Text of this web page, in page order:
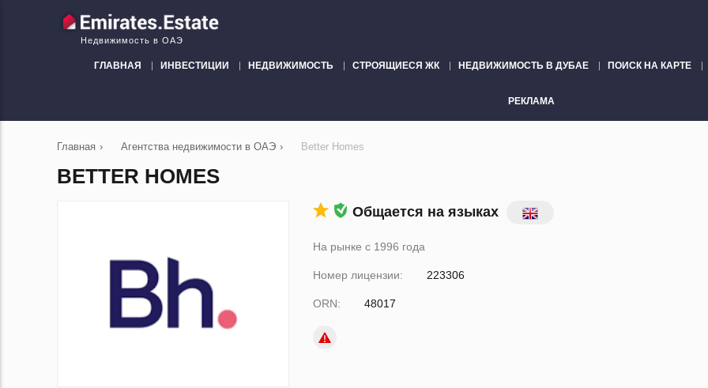
Недвижимость в ОАЭ
ГЛАВНАЯ ИНВЕСТИЦИИ НЕДВИЖИМОСТЬ СТРОЯЩИЕСЯ ЖК НЕДВИЖИМОСТЬ В ДУБАЕ ПОИСК НА КАРТЕ
РЕКЛАМА
Главная › Агентства недвижимости в ОАЭ › Better Homes
BETTER HOMES
Общается на языках
На рынке с 1996 года
Номер лицензии: 223306
ORN: 48017